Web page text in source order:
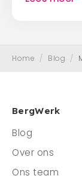
Home / Blog /
BergWerk
Blog
Over ons
Ons team